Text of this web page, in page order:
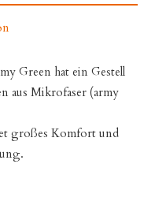
Green hat ein Gestell
aus Mikrofaser (army
großes Komfort und